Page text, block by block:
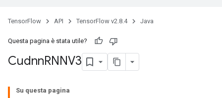
TensorFlow API TensorFlow v2.8.4 Java
Questa pagina è stata utile?
CudnnRNNV3
Su questa pagina